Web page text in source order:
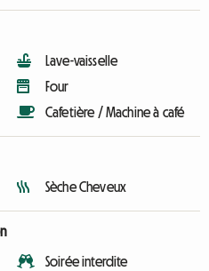
Lave-vaisselle
Four
Cafetière / Machine à café
Sèche Cheveux
Soirée interdite